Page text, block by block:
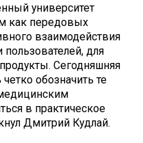
университет
как передовых
взаимодействия
пользователей, для
Сегодняшняя
обозначить те
в практическое
Дмитрий Кудлай.